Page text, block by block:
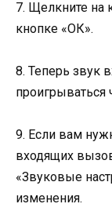
7. Щелкните на
кнопке «ОК».
8. Теперь звук
проигрываться
9. Если вам
входящих
«Звуковые
изменения.